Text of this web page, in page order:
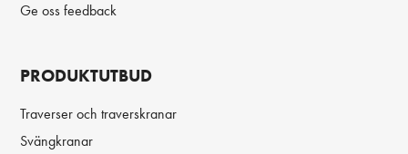
Ge oss feedback
PRODUKTUTBUD
Traverser och traverskranar
Svängkranar